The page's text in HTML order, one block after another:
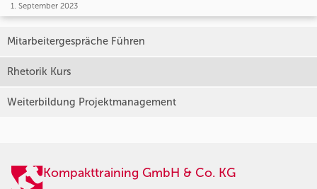
1. September 2023
Mitarbeitergespräche Führen
Rhetorik Kurs
Weiterbildung Projektmanagement
Kompakttraining GmbH & Co. KG